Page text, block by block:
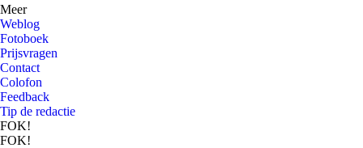
Meer
Weblog
Fotoboek
Prijsvragen
Contact
Colofon
Feedback
Tip de redactie
FOK!
FOK!